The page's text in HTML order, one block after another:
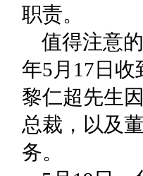
职责。
值得注意
年5月17日
黎仁超先生
总裁，以及
务。